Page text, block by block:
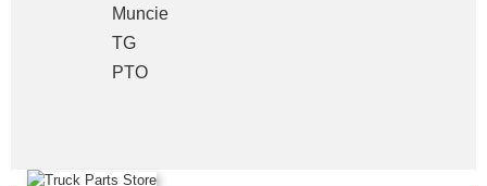
Muncie
TG
PTO